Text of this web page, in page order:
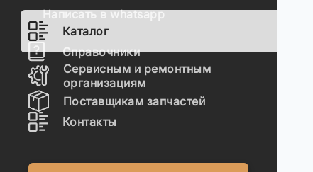
Написать в whatsapp
Каталог
Справочники
Сервисным и ремонтным
организациям
Поставщикам запчастей
Контакты